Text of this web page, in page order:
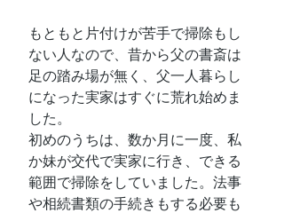
もともと片付けが苦手で掃除もし
ない人なので、昔から父の書斎は
足の踏み場が無く、父一人暮らし
になった実家はすぐに荒れ始めま
した。
初めのうちは、数か月に一度、私
か妹が交代で実家に行き、できる
範囲で掃除をしていました。法事
や相続書類の手続きもする必要も